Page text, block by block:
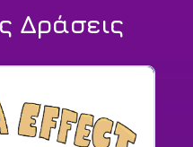
Δράσεις